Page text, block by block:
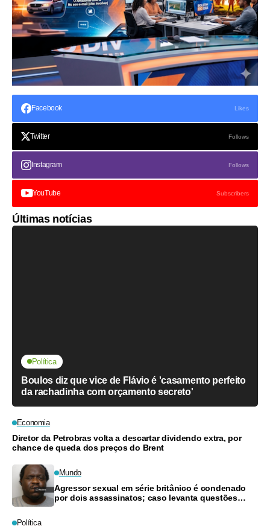
Facebook Likes
Twitter Follows
Instagram Follows
YouTube Subscribers
Últimas notícias
Política
Boulos diz que vice de Flávio é 'casamento perfeito
da rachadinha com orçamento secreto'
Economia
Diretor da Petrobras volta a descartar dividendo extra, por
chance de queda dos preços do Brent
Mundo
Agressor sexual em série britânico é condenado
por dois assassinatos; caso levanta questões
Política